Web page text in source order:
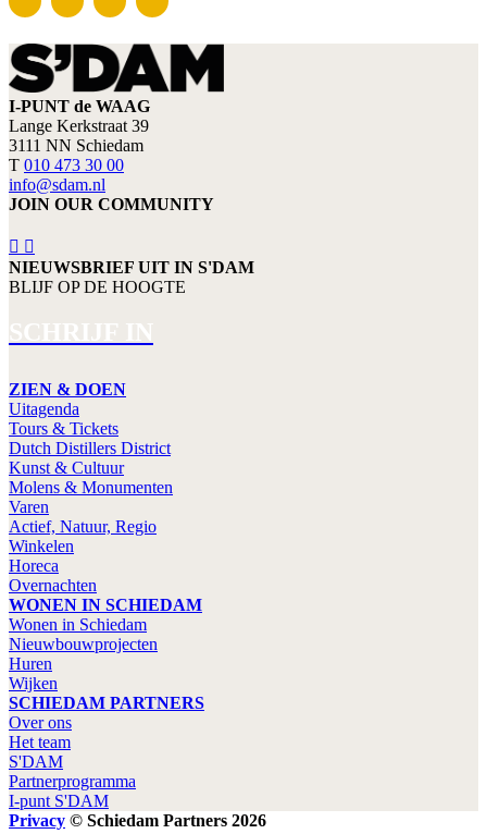
I-PUNT de WAAG
Lange Kerkstraat 39
3111 NN Schiedam
T 010 473 30 00
info@sdam.nl
JOIN OUR COMMUNITY
NIEUWSBRIEF UIT IN S'DAM
BLIJF OP DE HOOGTE
SCHRIJF IN
ZIEN & DOEN
Uitagenda
Tours & Tickets
Dutch Distillers District
Kunst & Cultuur
Molens & Monumenten
Varen
Actief, Natuur, Regio
Winkelen
Horeca
Overnachten
WONEN IN SCHIEDAM
Wonen in Schiedam
Nieuwbouwprojecten
Huren
Wijken
SCHIEDAM PARTNERS
Over ons
Het team
S'DAM
Partnerprogramma
I-punt S'DAM
Privacy © Schiedam Partners 2026